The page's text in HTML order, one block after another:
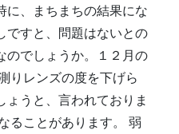
に、まちまちの結果にな
ですと、問題はないとの
のでしょうか。１２月の
りレンズの度を下げら
うと、言われておりま
ることがあります。 弱